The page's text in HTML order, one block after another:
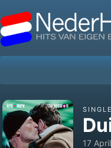
SINGLE
17